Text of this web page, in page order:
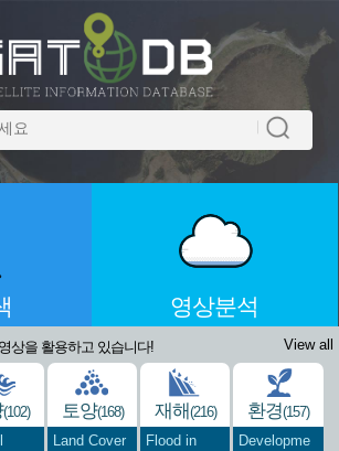
영상분석
상을 활용하고 있습니다! View all
(102) 토양(168)
Land Cover
재해(216)
Flood in
환경(157)
Developme